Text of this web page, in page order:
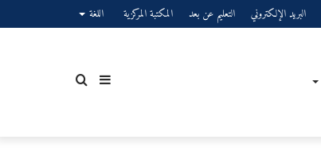
البريد الإلكتروني التعليم عن بعد المكتبة المركزية اللغة
بحثإضافة